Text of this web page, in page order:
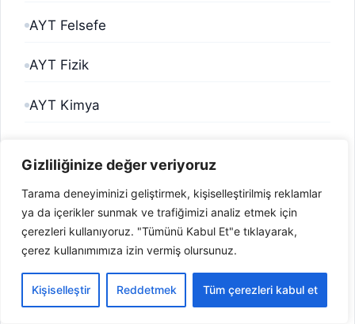
Gizliliğinize değer veriyoruz
Tarama deneyiminizi geliştirmek, kişiselleştirilmiş reklamlar
ya da içerikler sunmak ve trafiğimizi analiz etmek için
çerezleri kullanıyoruz. "Tümünü Kabul Et"e tıklayarak,
çerez kullanımımıza izin vermiş olursunuz.
Kişiselleştir Reddetmek Tüm çerezleri kabul et
AYT Felsefe
AYT Fizik
AYT Kimya
Bilgi Bankası
Blog